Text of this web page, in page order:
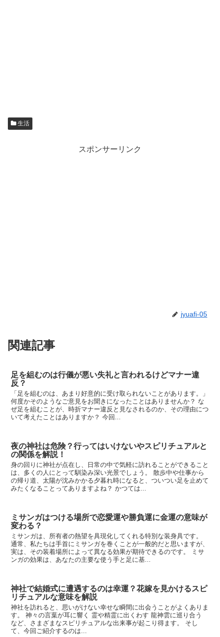
生活
スポンサーリンク
jyuafi-05
関連記事
足を組むのは行儀が悪い失礼と言われるけどマナー違
反？
「足を組むのは、あまり好意的に受け取られないことがあります。」
何度かそのようなご意見をお聞きになったことはありませんか？ な
ぜ足を組むことが、時折マナー違反と見なされるのか、その理由につ
いて考えたことはありますか？ 今回...
夜の神社は危険？行ってはいけないやスピリチュアルと
の関係を解説！
身の回りに神社が点在し、日常の中で気軽に訪れることができること
は、多くの人にとって馴染み深い光景でしょう。 散歩中や仕事から
の帰り道、太陽が沈みかかる夕暮れ時になると、ついつい足を止めて
みたくなることってありますよね？ かつては...
ミサンガはつける場所で恋愛運や勝負運に金運の意味が
変わる？
ミサンガは、所有者の熱望を具現化してくれる特別な装身具です。
通常、私たちは手首にミサンガを巻くことが一般的だと思いますが、
実は、その装着場所によって異なる効果が期待できるのです。 ミサ
ンガの効果は、あなたの主要な使う手と足に基...
神社で結婚式に遭遇するのは幸運？花嫁を見かけるスピ
リチュアルな意味を解説
神社を訪れると、思いがけない幸せな瞬間に出会うことがよくありま
す。 神々の言葉が耳に響く 霊や精霊に出くわす 龍神雲に巡り合う
など、さまざまなスピリチュアルな出来事が起こり得ます。 そし
て、今回ご紹介するのは...